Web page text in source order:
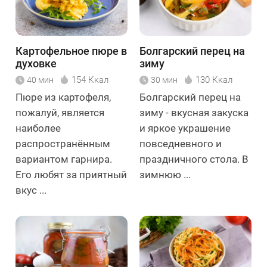
Картофельное пюре в
духовке
40 мин 154 Ккал
Пюре из картофеля,
пожалуй, является
наиболее
распространённым
вариантом гарнира.
Его любят за приятный
вкус ...
Болгарский перец на
зиму
30 мин 130 Ккал
Болгарский перец на
зиму - вкусная закуска
и яркое украшение
повседневного и
праздничного стола. В
зимнюю ...